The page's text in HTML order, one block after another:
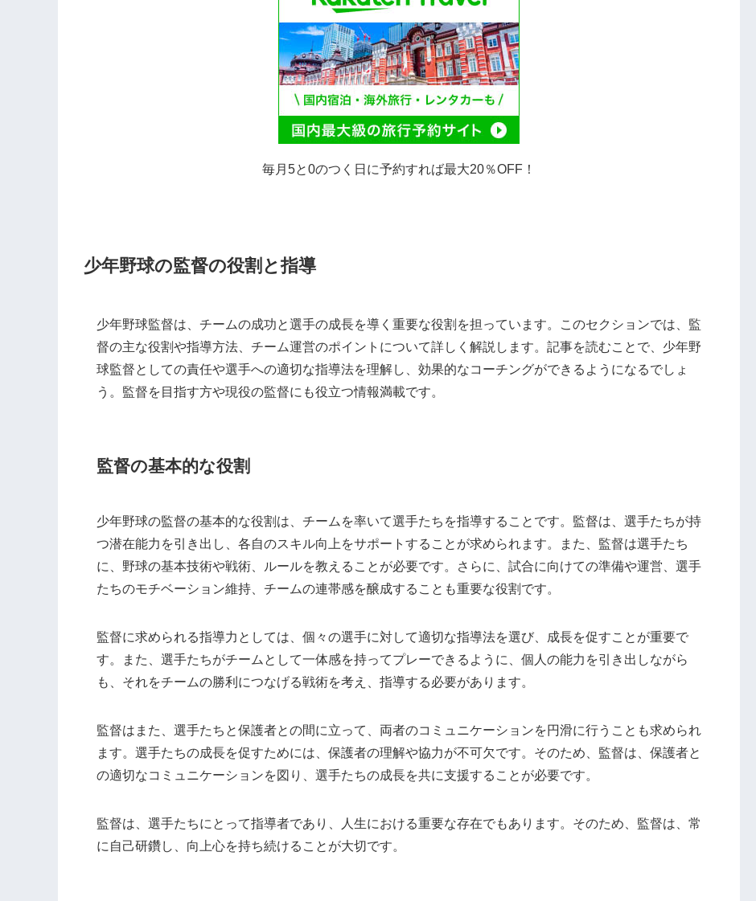
毎月5と0のつく日に予約すれば最大20％OFF！
少年野球の監督の役割と指導
少年野球監督は、チームの成功と選手の成長を導く重要な役割を担っています。このセクションでは、監
督の主な役割や指導方法、チーム運営のポイントについて詳しく解説します。記事を読むことで、少年野
球監督としての責任や選手への適切な指導法を理解し、効果的なコーチングができるようになるでしょ
う。監督を目指す方や現役の監督にも役立つ情報満載です。
監督の基本的な役割
少年野球の監督の基本的な役割は、チームを率いて選手たちを指導することです。監督は、選手たちが持
つ潜在能力を引き出し、各自のスキル向上をサポートすることが求められます。また、監督は選手たち
に、野球の基本技術や戦術、ルールを教えることが必要です。さらに、試合に向けての準備や運営、選手
たちのモチベーション維持、チームの連帯感を醸成することも重要な役割です。
監督に求められる指導力としては、個々の選手に対して適切な指導法を選び、成長を促すことが重要で
す。また、選手たちがチームとして一体感を持ってプレーできるように、個人の能力を引き出しながら
も、それをチームの勝利につなげる戦術を考え、指導する必要があります。
監督はまた、選手たちと保護者との間に立って、両者のコミュニケーションを円滑に行うことも求められ
ます。選手たちの成長を促すためには、保護者の理解や協力が不可欠です。そのため、監督は、保護者と
の適切なコミュニケーションを図り、選手たちの成長を共に支援することが必要です。
監督は、選手たちにとって指導者であり、人生における重要な存在でもあります。そのため、監督は、常
に自己研鑽し、向上心を持ち続けることが大切です。